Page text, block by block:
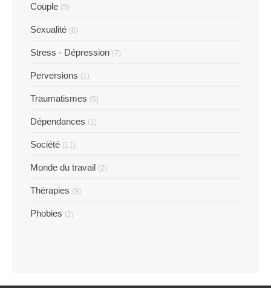
Couple (5)
Sexualité (8)
Stress - Dépression (7)
Perversions (1)
Traumatismes (5)
Dépendances (1)
Société (11)
Monde du travail (2)
Thérapies (9)
Phobies (2)